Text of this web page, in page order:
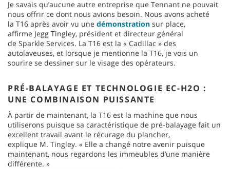
Je savais qu’aucune autre entreprise que Tennant ne pouvait
nous offrir ce dont nous avions besoin. Nous avons acheté
la T16 après avoir vu une démonstration sur place,
affirme Jegg Tingley, président et directeur général
de Sparkle Services. La T16 est la « Cadillac » des
autolaveuses, et lorsque je mentionne la T16, je vois un
sourire se dessiner sur le visage des opérateurs.
PRÉ-BALAYAGE ET TECHNOLOGIE EC-H2O :
UNE COMBINAISON PUISSANTE
À partir de maintenant, la T16 est la machine que nous
utiliserons puisque sa caractéristique de pré-balayage fait un
excellent travail avant le récurage du plancher,
explique M. Tingley. « Elle a changé notre avenir puisque
maintenant, nous regardons les immeubles d’une manière
différente. »